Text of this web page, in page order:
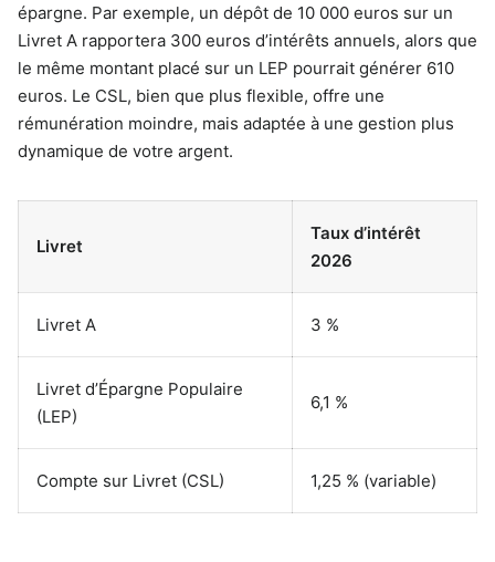
épargne. Par exemple, un dépôt de 10 000 euros sur un
Livret A rapportera 300 euros d’intérêts annuels, alors que
le même montant placé sur un LEP pourrait générer 610
euros. Le CSL, bien que plus flexible, offre une
rémunération moindre, mais adaptée à une gestion plus
dynamique de votre argent.
Livret
Taux d’intérêt
2026
Livret A 3 %
Livret d’Épargne Populaire
(LEP)
6,1 %
Compte sur Livret (CSL) 1,25 % (variable)